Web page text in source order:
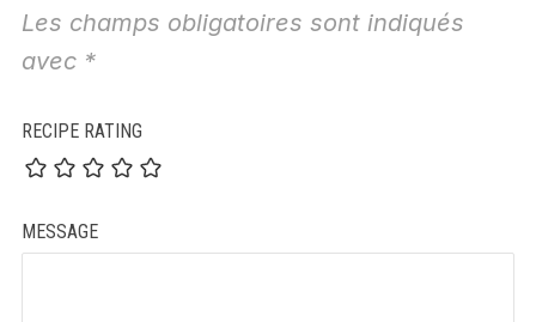
Les champs obligatoires sont indiqués
avec *
RECIPE RATING
MESSAGE